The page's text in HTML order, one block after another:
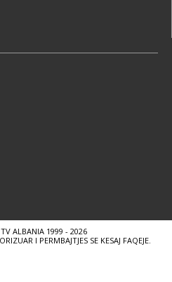
ALBANIA 1999 - 2026
I PERMBAJTJES SE KESAJ FAQEJE.